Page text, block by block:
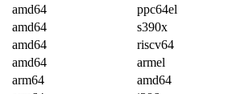
amd64
ppc64el
amd64
s390x
amd64
riscv64
amd64
armel
arm64
amd64